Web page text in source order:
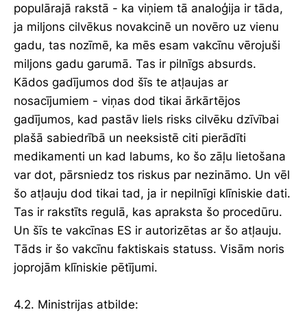
populārajā rakstā - ka viņiem tā analoģija ir tāda,
ja miljons cilvēkus novakcinē un novēro uz vienu
gadu, tas nozīmē, ka mēs esam vakcīnu vērojuši
miljons gadu garumā. Tas ir pilnīgs absurds.
Kādos gadījumos dod šīs te atļaujas ar
nosacījumiem - viņas dod tikai ārkārtējos
gadījumos, kad pastāv liels risks cilvēku dzīvībai
plašā sabiedrībā un neeksistē citi pierādīti
medikamenti un kad labums, ko šo zāļu lietošana
var dot, pārsniedz tos riskus par nezināmo. Un vēl
šo atļauju dod tikai tad, ja ir nepilnīgi klīniskie dati.
Tas ir rakstīts regulā, kas apraksta šo procedūru.
Un šīs te vakcīnas ES ir autorizētas ar šo atļauju.
Tāds ir šo vakcīnu faktiskais statuss. Visām noris
joprojām klīniskie pētījumi.
4.2. Ministrijas atbilde: